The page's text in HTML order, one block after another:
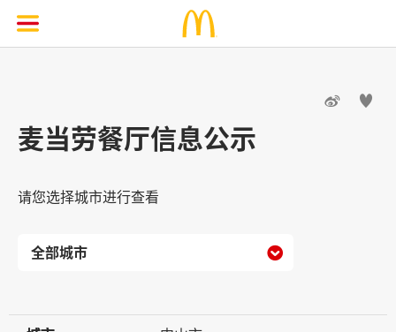
 
麦当劳餐厅信息公示
请您选择城市进行查看
